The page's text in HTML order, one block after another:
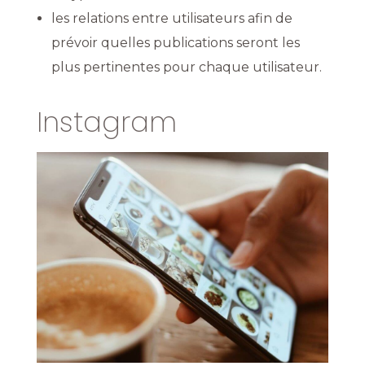
les relations entre utilisateurs afin de
prévoir quelles publications seront les
plus pertinentes pour chaque utilisateur.
Instagram